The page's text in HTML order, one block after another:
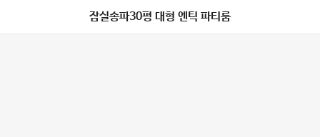
잠실송파30평 대형 엔틱 파티룸